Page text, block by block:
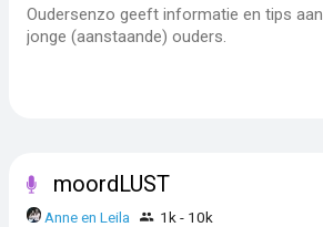
Oudersenzo geeft informatie en tips aan
jonge (aanstaande) ouders.
moordLUST
Anne en Leila 1k - 10k